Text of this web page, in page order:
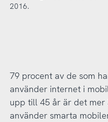
2016.
79 procent av de som
använder internet i
upp till 45 år är det mer
använder smarta